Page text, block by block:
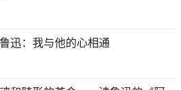
迅：我与他的心相通